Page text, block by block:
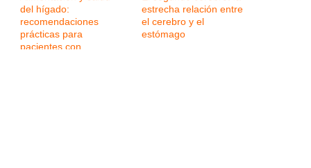
del hígado:
recomendaciones
prácticas para
pacientes con
estrecha relación entre
el cerebro y el
estómago